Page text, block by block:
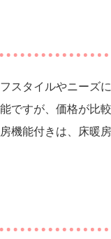
スタイルやニーズ
ですが、価格が比
機能付きは、床暖